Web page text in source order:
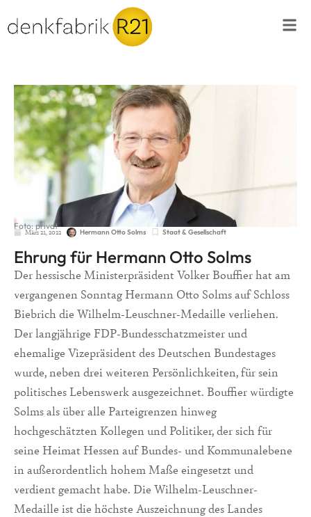
Foto: privat
März 21, 2022 Hermann Otto Solms Staat & Gesellschaft
Ehrung für Hermann Otto Solms
Der hessische Ministerpräsident Volker Bouffier hat am
vergangenen Sonntag Hermann Otto Solms auf Schloss
Biebrich die Wilhelm-Leuschner-Medaille verliehen.
Der langjährige FDP-Bundesschatzmeister und
ehemalige Vizepräsident des Deutschen Bundestages
wurde, neben drei weiteren Persönlichkeiten, für sein
politisches Lebenswerk ausgezeichnet. Bouffier würdigte
Solms als über alle Parteigrenzen hinweg
hochgeschätzten Kollegen und Politiker, der sich für
seine Heimat Hessen auf Bundes- und Kommunalebene
in außerordentlich hohem Maße eingesetzt und
verdient gemacht habe. Die Wilhelm-Leuschner-
Medaille ist die höchste Auszeichnung des Landes